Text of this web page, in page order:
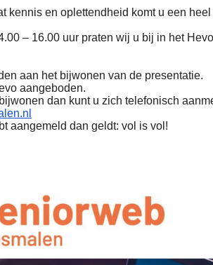
kennis en oplettendheid komt u een
– 16.00 uur praten wij u bij in het
aan het bijwonen van de presentatie.
aangeboden.
dan kunt u zich telefonisch
aangemeld dan geldt: vol is vol!